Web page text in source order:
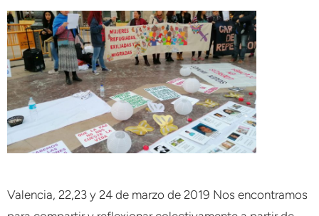
Valencia, 22,23 y 24 de marzo de 2019 Nos encontramos